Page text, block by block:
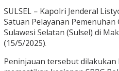
SULSEL – Kapolri Jenderal
Satuan Pelayanan Pemenuhan
Sulawesi Selatan (Sulsel) di
(15/5/2025).
Peninjauan tersebut